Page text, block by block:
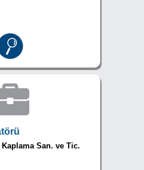
San. ve Tic.